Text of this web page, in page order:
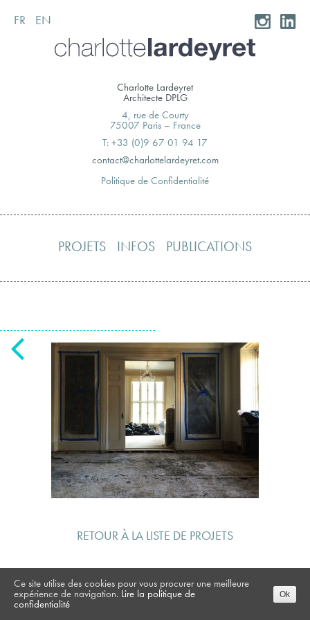
Skip
to
FR EN
Charlotte Lardeyret
Architecte DPLG
4, rue de Courty
75007 Paris – France
T: +33 (0)9 67 01 94 17
moc.teryedralettolrahc@tcatnoc
Politique de Confidentialité
PROJETS INFOS PUBLICATIONS
RETOUR À LA LISTE DE PROJETS
Ce site utilise des cookies pour vous procurer une meilleure
expérience de navigation. Lire la politique de
confidentialité
Ok